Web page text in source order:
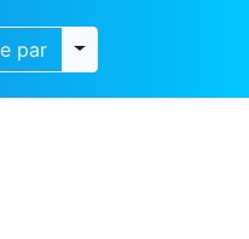
par Toggle dropdown